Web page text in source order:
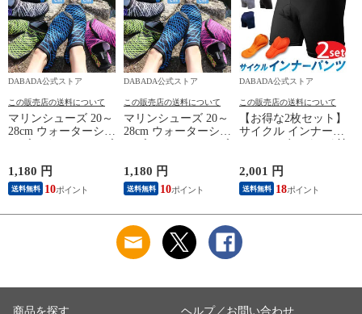
DABADA公式ストア
この販売店の送料について
マリンシューズ 20～
28cm ウォーターシュ
両用シューズ シュノ
ーケリング 速乾 フ
ィットネスシューズ
ゃれ
1,180 円
送料無料 10
DABADA公式ストア
この販売店の送料について
マリンシューズ 20～
28cm ウォーターシュ
両用シューズ シュノ
ーケリング 速乾 フ
ィットネスシューズ
キッズ ユニセックス
海水浴 磯遊び 川遊
び 滑らない コンパ
ゃれ
1,180 円
送料無料 10
DABADA公式ストア
この販売店の送料について
【お得な2枚セット】
サイクル インナーパ
レーパン レーサーパ
ンツ サイクルウェア
サイクルジャージ メ
料 在庫処分品 【W】
訳あり
2,001 円
送料無料 18
商品を探す ヘルプ／お問い合わせ